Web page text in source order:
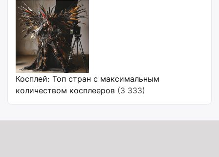
Косплей: Топ стран с максимальным
количеством косплееров (3 333)